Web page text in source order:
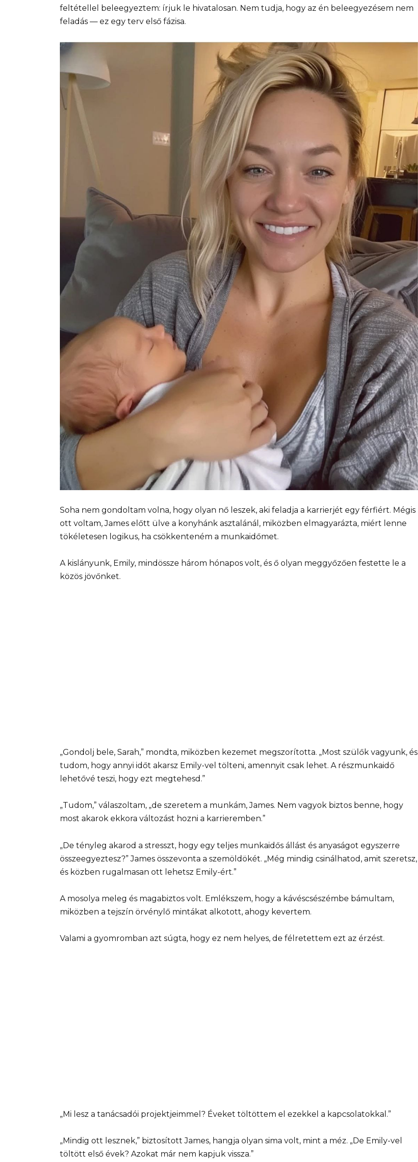
feltétellel beleegyeztem: írjuk le hivatalosan. Nem tudja, hogy az én beleegyezésem nem
feladás — ez egy terv első fázisa.
Soha nem gondoltam volna, hogy olyan nő leszek, aki feladja a karrierjét egy férfiért. Mégis
ott voltam, James előtt ülve a konyhánk asztalánál, miközben elmagyarázta, miért lenne
tökéletesen logikus, ha csökkenteném a munkaidőmet.
A kislányunk, Emily, mindössze három hónapos volt, és ő olyan meggyőzően festette le a
közös jövőnket.
„Gondolj bele, Sarah,” mondta, miközben kezemet megszorította. „Most szülők vagyunk, és
tudom, hogy annyi időt akarsz Emily-vel tölteni, amennyit csak lehet. A részmunkaidő
lehetővé teszi, hogy ezt megtehesd.”
„Tudom,” válaszoltam, „de szeretem a munkám, James. Nem vagyok biztos benne, hogy
most akarok ekkora változást hozni a karrieremben.”
„De tényleg akarod a stresszt, hogy egy teljes munkaidős állást és anyaságot egyszerre
összeegyeztesz?” James összevonta a szemöldökét. „Még mindig csinálhatod, amit szeretsz,
és közben rugalmasan ott lehetsz Emily-ért.”
A mosolya meleg és magabiztos volt. Emlékszem, hogy a kávéscsészémbe bámultam,
miközben a tejszín örvénylő mintákat alkotott, ahogy kevertem.
Valami a gyomromban azt súgta, hogy ez nem helyes, de félretettem ezt az érzést.
„Mi lesz a tanácsadói projektjeimmel? Éveket töltöttem el ezekkel a kapcsolatokkal.”
„Mindig ott lesznek,” biztosított James, hangja olyan sima volt, mint a méz. „De Emily-vel
töltött első évek? Azokat már nem kapjuk vissza.”